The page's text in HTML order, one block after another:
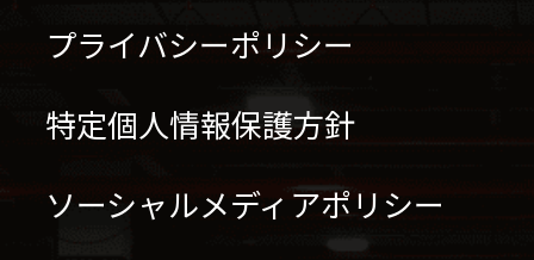
プライバシーポリシー
特定個人情報保護方針
ソーシャルメディアポリシー